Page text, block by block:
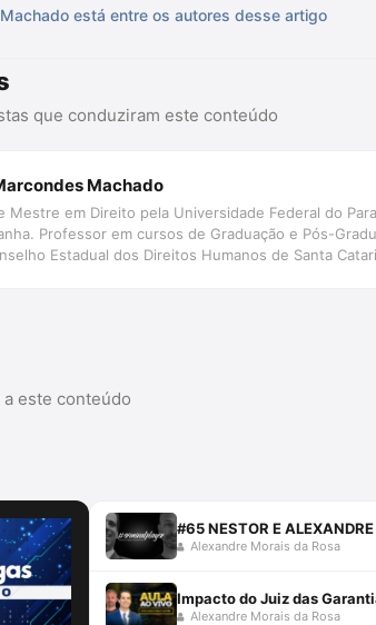
está entre os autores desse artigo
que conduziram este conteúdo
Machado
Mestre em Direito pela Universidade Federal do
Professor em cursos de Graduação e Pós-
Estadual dos Direitos Humanos de Santa
este conteúdo
#65 NESTOR E
Alexandre Morais da Rosa
Impacto do Juiz das
Alexandre Morais da Rosa